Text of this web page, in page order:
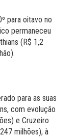
para oitavo no
permaneceu
(R$ 1,2
para as suas
com evolução
e Cruzeiro
milhões), à